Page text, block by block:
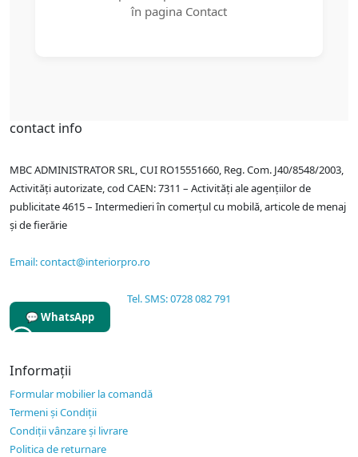
în pagina Contact
contact info
MBC ADMINISTRATOR SRL, CUI RO15551660, Reg. Com. J40/8548/2003,
Activități autorizate, cod CAEN: 7311 – Activități ale agențiilor de
publicitate 4615 – Intermedieri în comerțul cu mobilă, articole de menaj
și de fierărie
Email: contact@interiorpro.ro
Tel. SMS: 0728 082 791
💬 WhatsApp
Informaţii
Formular mobilier la comandă
Termeni și Condiții
Condiții vânzare și livrare
Politica de returnare